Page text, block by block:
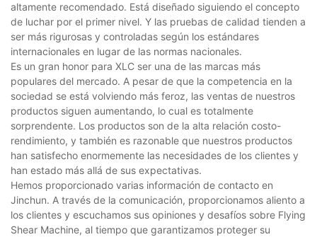
altamente recomendado. Está diseñado siguiendo el concepto
de luchar por el primer nivel. Y las pruebas de calidad tienden a
ser más rigurosas y controladas según los estándares
internacionales en lugar de las normas nacionales.
Es un gran honor para XLC ser una de las marcas más
populares del mercado. A pesar de que la competencia en la
sociedad se está volviendo más feroz, las ventas de nuestros
productos siguen aumentando, lo cual es totalmente
sorprendente. Los productos son de la alta relación costo-
rendimiento, y también es razonable que nuestros productos
han satisfecho enormemente las necesidades de los clientes y
han estado más allá de sus expectativas.
Hemos proporcionado varias información de contacto en
Jinchun. A través de la comunicación, proporcionamos aliento a
los clientes y escuchamos sus opiniones y desafíos sobre Flying
Shear Machine, al tiempo que garantizamos proteger su